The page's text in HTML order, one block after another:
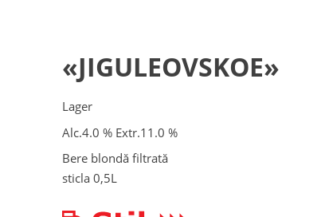
«JIGULEOVSKOE»
Lager
Alc.4.0 % Extr.11.0 %
Bere blondă filtrată
sticla 0,5L